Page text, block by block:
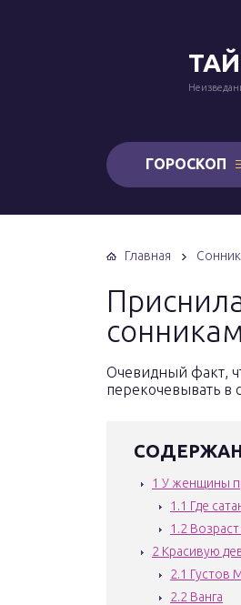
ГОРОСКОП
Главная
сонникам
Очевидный факт,
перекочевывать в
1 У женщины
1.1 Где
1.2
2 Красивую
2.1 Густов
2.2 Ванга